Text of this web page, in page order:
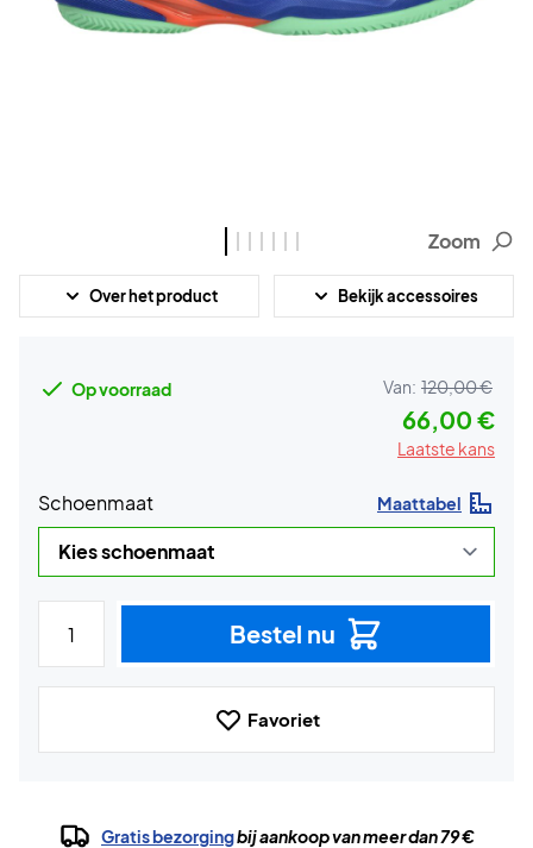
Zoom
Over het product Bekijk accessoires
Op voorraad Van: 120,00 €
66,00 €
Laatste kans
Schoenmaat Maattabel
Bestel nu
Favoriet
Gratis bezorgingbij aankoop van meer dan 79 €